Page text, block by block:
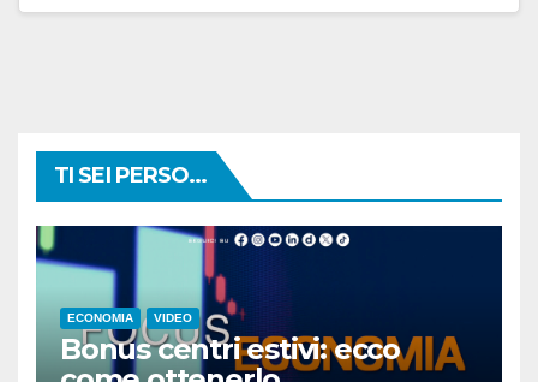
TI SEI PERSO...
ECONOMIA VIDEO
Bonus centri estivi: ecco